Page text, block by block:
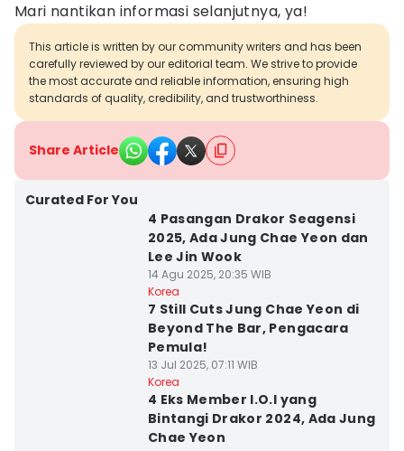
Mari nantikan informasi selanjutnya, ya!
This article is written by our community writers and has been
carefully reviewed by our editorial team. We strive to provide
the most accurate and reliable information, ensuring high
standards of quality, credibility, and trustworthiness.
Share Article
Curated For You
4 Pasangan Drakor Seagensi
2025, Ada Jung Chae Yeon dan
Lee Jin Wook
14 Agu 2025, 20:35 WIB
Korea
7 Still Cuts Jung Chae Yeon di
Beyond The Bar, Pengacara
Pemula!
13 Jul 2025, 07:11 WIB
Korea
4 Eks Member I.O.I yang
Bintangi Drakor 2024, Ada Jung
Chae Yeon